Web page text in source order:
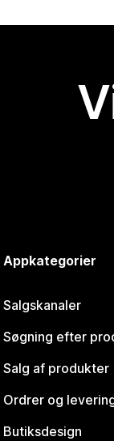
Appkategorier
Salgskanaler
Søgning efter
Salg af produkter
Ordrer og
Butiksdesign